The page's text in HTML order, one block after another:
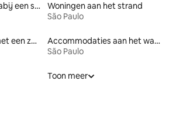
Accommodaties nabij een strand
Woningen aan het strand
São Paulo
Accommodaties met een zwembad
Accommodaties aan het water
São Paulo
Toon meer